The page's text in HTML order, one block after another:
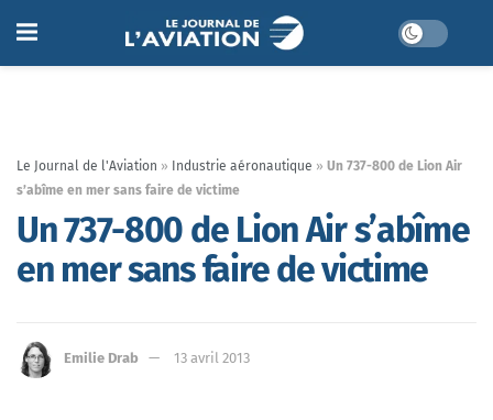
Le Journal de l'Aviation » Industrie aéronautique » Un 737-800 de Lion Air
s’abîme en mer sans faire de victime
Un 737-800 de Lion Air s’abîme
en mer sans faire de victime
Emilie Drab 13 avril 2013